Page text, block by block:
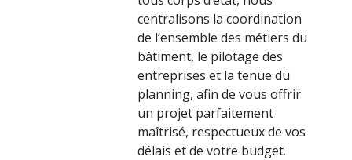
centralisons la coordination
de l’ensemble des métiers du
bâtiment, le pilotage des
entreprises et la tenue du
planning, afin de vous offrir
un projet parfaitement
maîtrisé, respectueux de vos
délais et de votre budget.